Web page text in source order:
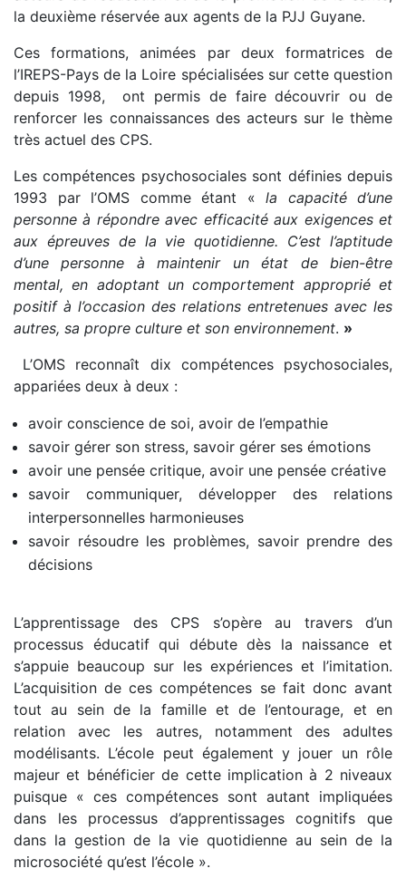
la deuxième réservée aux agents de la PJJ Guyane.
Ces formations, animées par deux formatrices de
l’IREPS-Pays de la Loire spécialisées sur cette question
depuis 1998, ont permis de faire découvrir ou de
renforcer les connaissances des acteurs sur le thème
très actuel des CPS.
Les compétences psychosociales sont définies depuis
1993 par l’OMS comme étant « la capacité d’une
personne à répondre avec efficacité aux exigences et
aux épreuves de la vie quotidienne. C’est l’aptitude
d’une personne à maintenir un état de bien-être
mental, en adoptant un comportement approprié et
positif à l’occasion des relations entretenues avec les
autres, sa propre culture et son environnement. »
L’OMS reconnaît dix compétences psychosociales,
appariées deux à deux :
avoir conscience de soi, avoir de l’empathie
savoir gérer son stress, savoir gérer ses émotions
avoir une pensée critique, avoir une pensée créative
savoir communiquer, développer des relations
interpersonnelles harmonieuses
savoir résoudre les problèmes, savoir prendre des
décisions
L’apprentissage des CPS s’opère au travers d’un
processus éducatif qui débute dès la naissance et
s’appuie beaucoup sur les expériences et l’imitation.
L’acquisition de ces compétences se fait donc avant
tout au sein de la famille et de l’entourage, et en
relation avec les autres, notamment des adultes
modélisants. L’école peut également y jouer un rôle
majeur et bénéficier de cette implication à 2 niveaux
puisque « ces compétences sont autant impliquées
dans les processus d’apprentissages cognitifs que
dans la gestion de la vie quotidienne au sein de la
microsociété qu’est l’école ».